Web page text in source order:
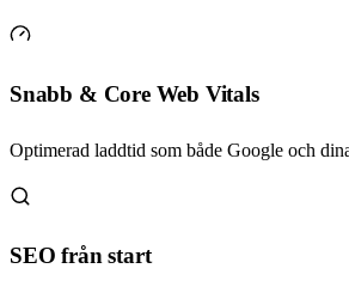
Snabb & Core Web Vitals
Optimerad laddtid som både Google och
SEO från start